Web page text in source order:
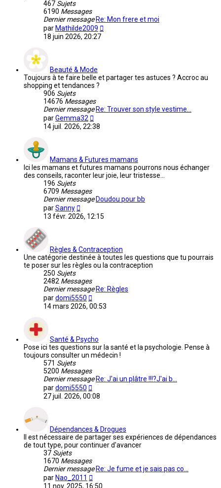
467 Sujets
6190 Messages
Dernier message Re: Mon frere et moi
par Mathilde2009
18 juin 2026, 20:27
Beauté & Mode
Toujours à te faire belle et partager tes astuces ? Accroc au
shopping et tendances ?
906 Sujets
14676 Messages
Dernier message Re: Trouver son style vestime…
parGemma32
le
14 juil. 2026, 22:38
Mamans & Futures mamans
Ici les mamans et futures mamans pourrons nous échanger
des conseils, raconter leur joie, leur tristesse...
196 Sujets
6709 Messages
Dernier message Doudou pour bb
parSanny
le
dernier
13 févr. 2026, 12:15
Règles & Contraception
Une catégorie destinée à toutes les questions que tu pourrais
te poser sur les règles ou la contraception
250 Sujets
2482 Messages
Dernier message Re: Règles
pardomi5550
le
14 mars 2026, 00:53
Santé & Psycho
Pose ici tes questions sur la santé et la psychologie. Pense à
toujours consulter un médecin !
571 Sujets
5200 Messages
Dernier message Re: J'ai un plâtre !!!?J'ai b…
pardomi5550
le
27 juil. 2026, 00:08
Dépendances & Drogues
Il est nécessaire de partager ses expériences de dépendances
de tout type, pour continuer d'avancer
37 Sujets
1670 Messages
Dernier message Re: Je fume et je sais pas co…
par Nao_2011
le
11 nov. 2025, 16:50